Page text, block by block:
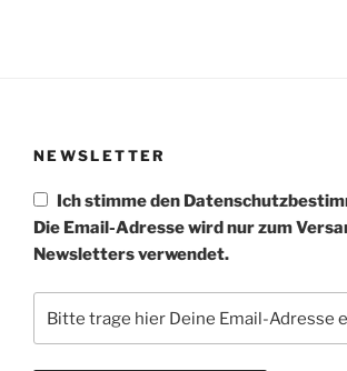
NEWSLETTER
Ich stimme den
Die Email-Adresse wird nur zum
Newsletters verwendet.